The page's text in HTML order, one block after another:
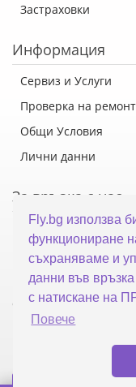
Fly.bg използва
функциониране
съхраняваме и
данни във
с натискане на
Повече
Застраховки
Информация
Сервиз и Услуги
Проверка на ремонт
Общи Условия
Лични данни
За връзка с нас
Флай Систем ООД
гр. Варна, ул.
тел: 052 321 321
office@fly.bg